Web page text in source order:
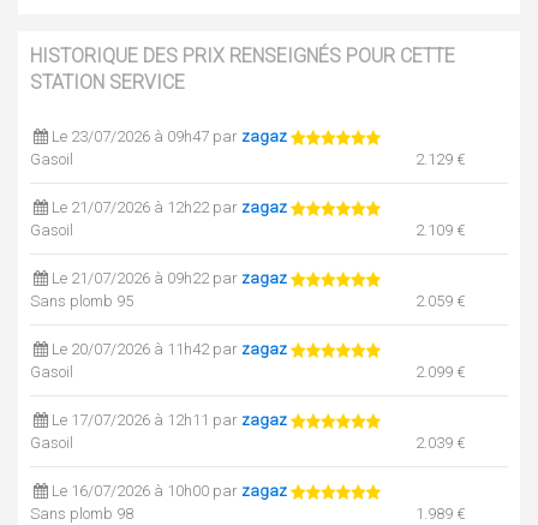
HISTORIQUE DES PRIX RENSEIGNÉS POUR CETTE
STATION SERVICE
Le 23/07/2026 à 09h47 par zagaz
Gasoil
2.129 €
Le 21/07/2026 à 12h22 par zagaz
Gasoil
2.109 €
Le 21/07/2026 à 09h22 par zagaz
Sans plomb 95
2.059 €
Le 20/07/2026 à 11h42 par zagaz
Gasoil
2.099 €
Le 17/07/2026 à 12h11 par zagaz
Gasoil
2.039 €
Le 16/07/2026 à 10h00 par zagaz
Sans plomb 98
1.989 €